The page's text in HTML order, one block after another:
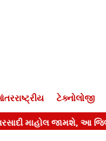
ટેક્નોલોજી